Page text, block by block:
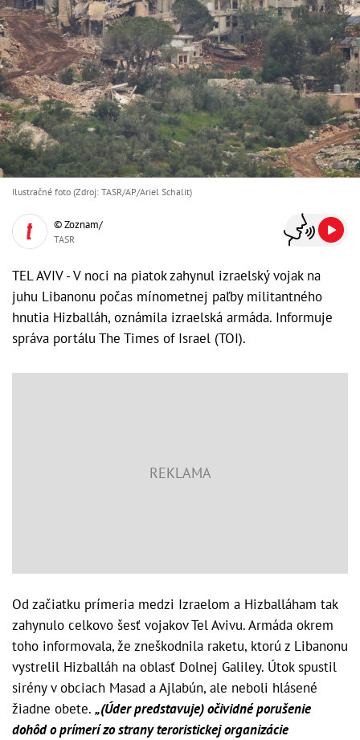
Ilustračné foto (Zdroj: TASR/AP/Ariel Schalit)
© Zoznam/
TASR
TEL AVIV - V noci na piatok zahynul izraelský vojak na
juhu Libanonu počas mínometnej paľby militantného
hnutia Hizballáh, oznámila izraelská armáda. Informuje
správa portálu The Times of Israel (TOI).
Od začiatku prímeria medzi Izraelom a Hizballáham tak
zahynulo celkovo šesť vojakov Tel Avivu. Armáda okrem
toho informovala, že zneškodnila raketu, ktorú z Libanonu
vystrelil Hizballáh na oblasť Dolnej Galiley. Útok spustil
sirény v obciach Masad a Ajlabún, ale neboli hlásené
žiadne obete. „(Úder predstavuje) očividné porušenie
dohôd o prímerí zo strany teroristickej organizácie